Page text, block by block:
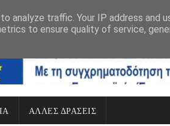
ΕΛΛΑΔΑΆΛΛΕΣ ΔΡΆΣΕΙΣ
analyze traffic. Your IP address and
to ensure quality of service,